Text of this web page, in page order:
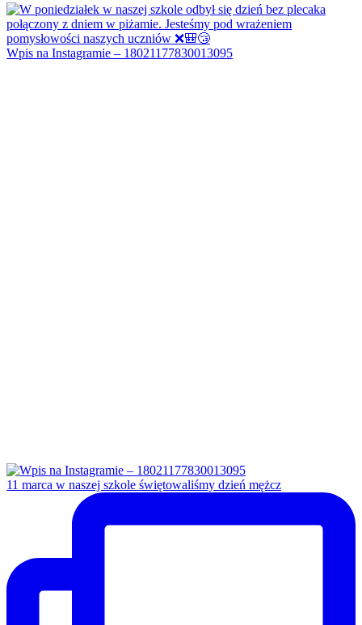
Wpis na Instagramie – 18021177830013095
11 marca w naszej szkole świętowaliśmy dzień mężcz